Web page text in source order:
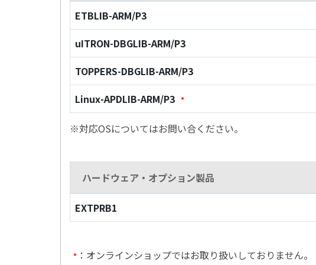
ETBLIB-ARM/P3
uITRON-DBGLIB-ARM/P3
TOPPERS-DBGLIB-ARM/P3
Linux-APDLIB-ARM/P3 *
※対応OSについてはお問い合ください。
ハードウェア・オプション製品
EXTPRB1
* ：オンラインショップではお取り扱いしておりません。